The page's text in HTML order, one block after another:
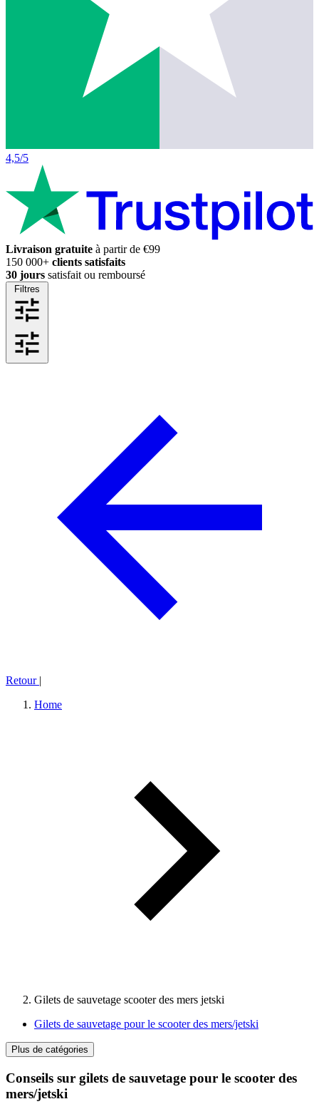
4,5/5
Livraison gratuite à partir de €99
150 000+ clients satisfaits
30 jours satisfait ou remboursé
Filtres
Retour |
Home
Gilets de sauvetage scooter des mers jetski
Gilets de sauvetage pour le scooter des mers/jetski
Plus de catégories
Conseils sur gilets de sauvetage pour le scooter des
mers/jetski